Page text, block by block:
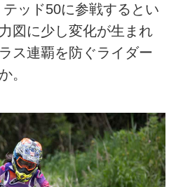
ッド50に参戦するとい
図に少し変化が生まれ
ス連覇を防ぐライダー
。